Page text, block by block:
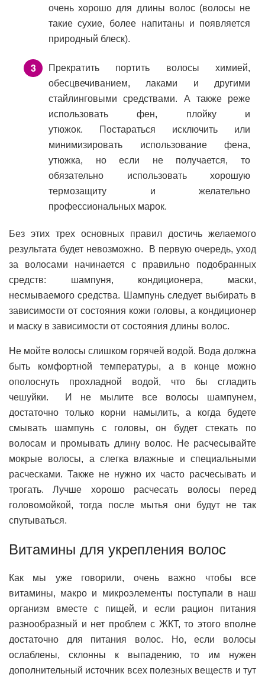
очень хорошо для длины волос (волосы не
такие сухие, более напитаны и появляется
природный блеск).
Прекратить портить волосы химией,
обесцвечиванием, лаками и другими
стайлинговыми средствами. А также реже
использовать фен, плойку и
утюжок. Постараться исключить или
минимизировать использование фена,
утюжка, но если не получается, то
обязательно использовать хорошую
термозащиту и желательно
профессиональных марок.
Без этих трех основных правил достичь желаемого
результата будет невозможно. В первую очередь, уход
за волосами начинается с правильно подобранных
средств: шампуня, кондиционера, маски,
несмываемого средства. Шампунь следует выбирать в
зависимости от состояния кожи головы, а кондиционер
и маску в зависимости от состояния длины волос.
Не мойте волосы слишком горячей водой. Вода должна
быть комфортной температуры, а в конце можно
ополоснуть прохладной водой, что бы сгладить
чешуйки. И не мылите все волосы шампунем,
достаточно только корни намылить, а когда будете
смывать шампунь с головы, он будет стекать по
волосам и промывать длину волос. Не расчесывайте
мокрые волосы, а слегка влажные и специальными
расческами. Также не нужно их часто расчесывать и
трогать. Лучше хорошо расчесать волосы перед
головомойкой, тогда после мытья они будут не так
спутываться.
Витамины для укрепления волос
Как мы уже говорили, очень важно чтобы все
витамины, макро и микроэлементы поступали в наш
организм вместе с пищей, и если рацион питания
разнообразный и нет проблем с ЖКТ, то этого вполне
достаточно для питания волос. Но, если волосы
ослаблены, склонны к выпадению, то им нужен
дополнительный источник всех полезных веществ и тут